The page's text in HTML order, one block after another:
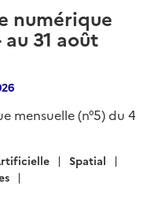
numérique
31 août
mensuelle (n°5) du 4
Spatial